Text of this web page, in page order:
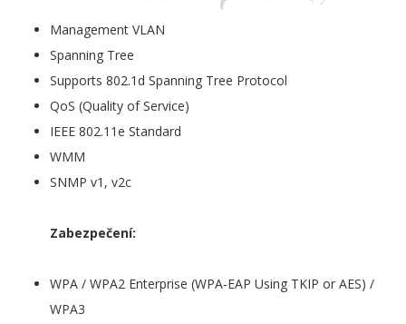
Management VLAN
Spanning Tree
Supports 802.1d Spanning Tree Protocol
QoS (Quality of Service)
IEEE 802.11e Standard
WMM
SNMP v1, v2c
Zabezpečení:
WPA / WPA2 Enterprise (WPA-EAP Using TKIP or AES) /
WPA3